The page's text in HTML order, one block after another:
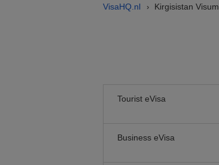
VisaHQ.nl › Kirgisistan Visum
Tourist eVisa
Business eVisa